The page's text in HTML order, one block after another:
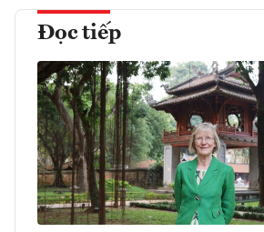
Đọc tiếp